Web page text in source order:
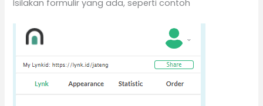
Isilakan formulir yang ada, seperti contoh